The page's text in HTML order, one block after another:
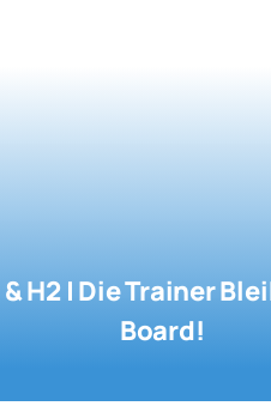
& H2 | Die Trainer
Board!